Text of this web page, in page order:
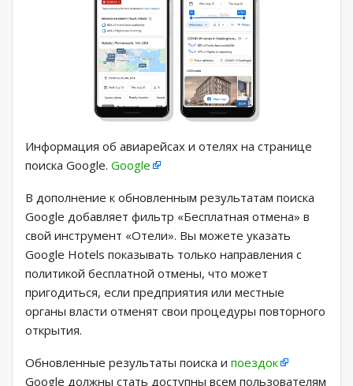
Информация об авиарейсах и отелях на странице
поиска Google. Google
В дополнение к обновленным результатам поиска
Google добавляет фильтр «Бесплатная отмена» в
свой инструмент «Отели». Вы можете указать
Google Hotels показывать только направления с
политикой бесплатной отмены, что может
пригодиться, если предприятия или местные
органы власти отменят свои процедуры повторного
открытия.
Обновленные результаты поиска и поездок
Google должны стать доступны всем пользователям